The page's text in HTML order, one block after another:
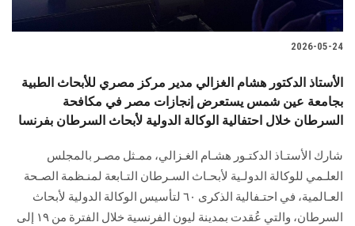
2026-05-24
الأستاذ الدكتور هشام الغزالي مدير مركز مصري للأبحاث الطبية
بجامعة عين شمس يستعرض إنجازات مصر في مكافحة
السرطان خلال احتفالية الوكالة الدولية لأبحاث السرطان بفرنسا
شارك الأستـاذ الدكتـور هشـام الغـزالي، ممـثل مصـر بالمجلس
العلـمي للوكالة الدولـية لأبحـاث السـرطان التـابعة لمنـظمة الصـحة
العـالمية، في احتـفالية الذكرى ٦٠ لتأسيس الوكالة الدولية لأبحاث
السرطان، والتي عُقدت بمدينة ليون الفرنسية خلال الفترة من ١٩ إلى